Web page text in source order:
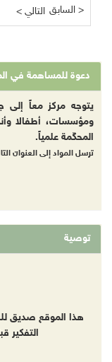
< التالي السابق >
دعوة للمساهمة في
يتوجه مركز معاً إلى
ومؤسسات، أطفالا
المحكّمة علمياً.
ترسل المواد إلى العنوان
توصية
هذا الموقع صديق
التفكير